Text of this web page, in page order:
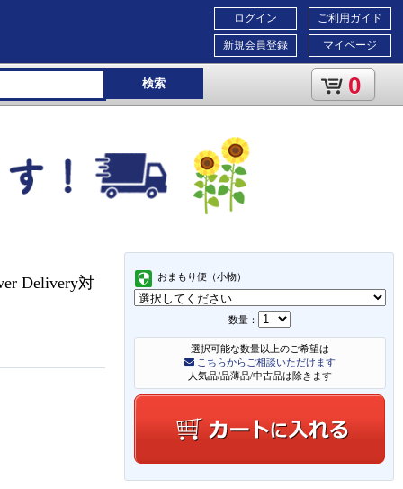
ご利用ガイド
マイページ
ログイン
新規会員登録
検索 0
おまもり便（小物）
数量：
選択可能な数量以上のご希望は
こちらからご相談いただけます
人気品/品薄品/中古品は除きます
Delivery対